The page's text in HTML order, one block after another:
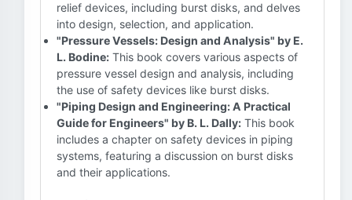
relief devices, including burst disks, and delves
into design, selection, and application.
"Pressure Vessels: Design and Analysis" by E.
L. Bodine: This book covers various aspects of
pressure vessel design and analysis, including
the use of safety devices like burst disks.
"Piping Design and Engineering: A Practical
Guide for Engineers" by B. L. Dally: This book
includes a chapter on safety devices in piping
systems, featuring a discussion on burst disks
and their applications.